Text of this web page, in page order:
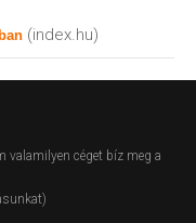
(index.hu)
valamilyen céget bíz meg a